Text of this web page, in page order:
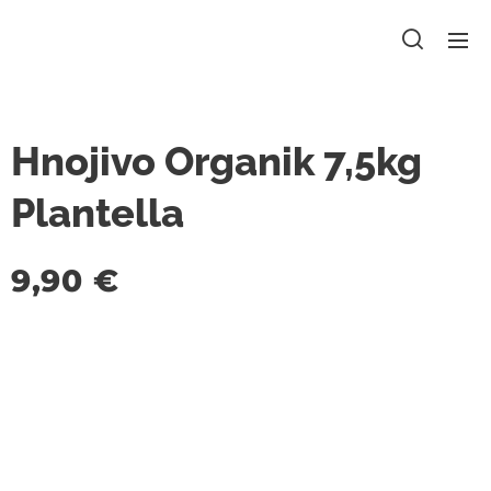
Hnojivo Organik 7,5kg
Plantella
9,90 €